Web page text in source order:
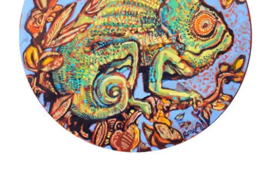
(Ronel TT02) Dans le vert du caméléon